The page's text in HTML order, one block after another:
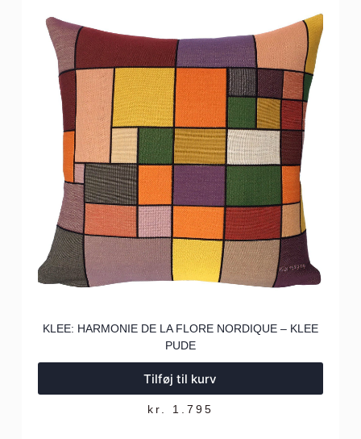
KLEE: HARMONIE DE LA FLORE NORDIQUE – KLEE
PUDE
Tilføj til kurv
kr. 1.795